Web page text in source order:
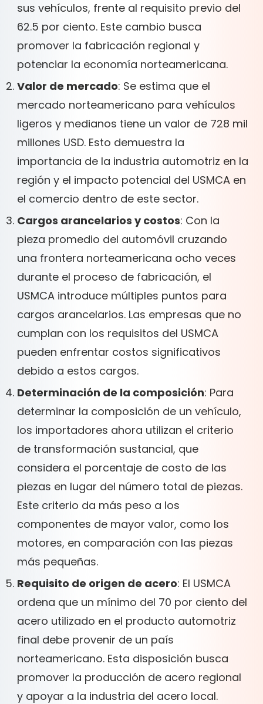
sus vehículos, frente al requisito previo del
62.5 por ciento. Este cambio busca
promover la fabricación regional y
potenciar la economía norteamericana.
Valor de mercado: Se estima que el
mercado norteamericano para vehículos
ligeros y medianos tiene un valor de 728 mil
millones USD. Esto demuestra la
importancia de la industria automotriz en la
región y el impacto potencial del USMCA en
el comercio dentro de este sector.
Cargos arancelarios y costos: Con la
pieza promedio del automóvil cruzando
una frontera norteamericana ocho veces
durante el proceso de fabricación, el
USMCA introduce múltiples puntos para
cargos arancelarios. Las empresas que no
cumplan con los requisitos del USMCA
pueden enfrentar costos significativos
debido a estos cargos.
Determinación de la composición: Para
determinar la composición de un vehículo,
los importadores ahora utilizan el criterio
de transformación sustancial, que
considera el porcentaje de costo de las
piezas en lugar del número total de piezas.
Este criterio da más peso a los
componentes de mayor valor, como los
motores, en comparación con las piezas
más pequeñas.
Requisito de origen de acero: El USMCA
ordena que un mínimo del 70 por ciento del
acero utilizado en el producto automotriz
final debe provenir de un país
norteamericano. Esta disposición busca
promover la producción de acero regional
y apoyar a la industria del acero local.